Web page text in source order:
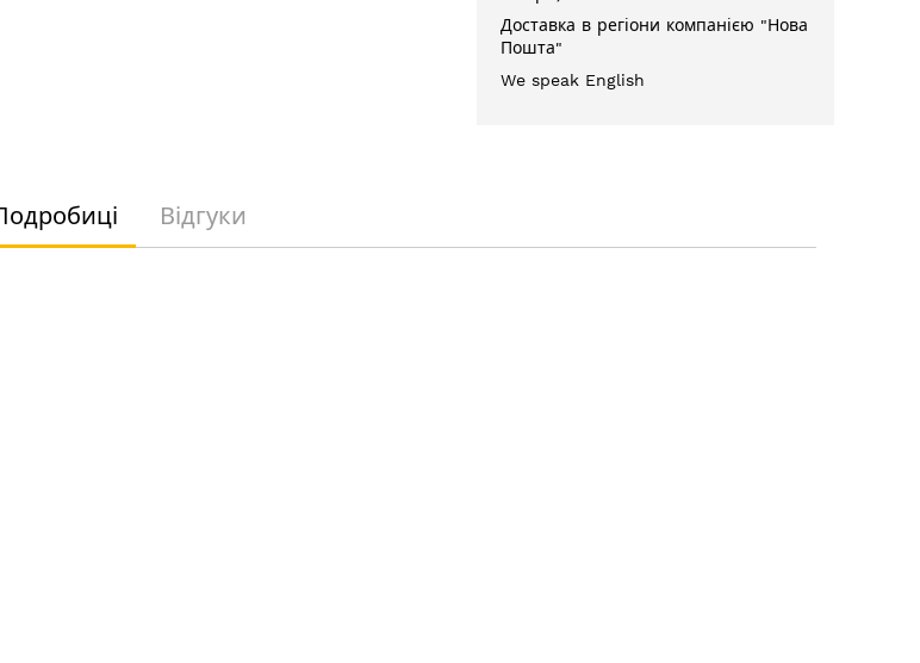
Доставка в регіони компанією "Нова
Пошта"
We speak English
Відгуки